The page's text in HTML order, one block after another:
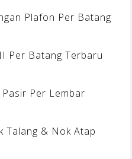
Plafon Per Batang
Per Batang Terbaru
Per Lembar
Talang & Nok Atap